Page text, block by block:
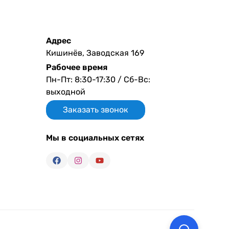
Адрес
Кишинёв, Заводская 169
Рабочее время
Пн-Пт: 8:30-17:30 / Сб-Вс:
выходной
Заказать звонок
Мы в социальных сетях